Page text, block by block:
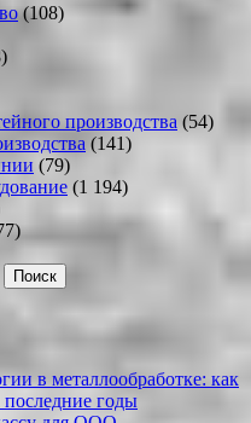
(108)
производства (54)
(141)
(79)
(1 194)
Поиск
в металлообработке: как
последние годы